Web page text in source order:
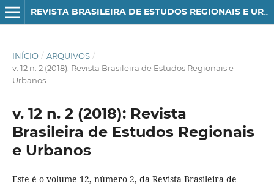
REVISTA BRASILEIRA DE ESTUDOS REGIONAIS E URBANOS
INÍCIO / ARQUIVOS /
v. 12 n. 2 (2018): Revista Brasileira de Estudos Regionais e
Urbanos
v. 12 n. 2 (2018): Revista
Brasileira de Estudos Regionais
e Urbanos
Este é o volume 12, número 2, da Revista Brasileira de